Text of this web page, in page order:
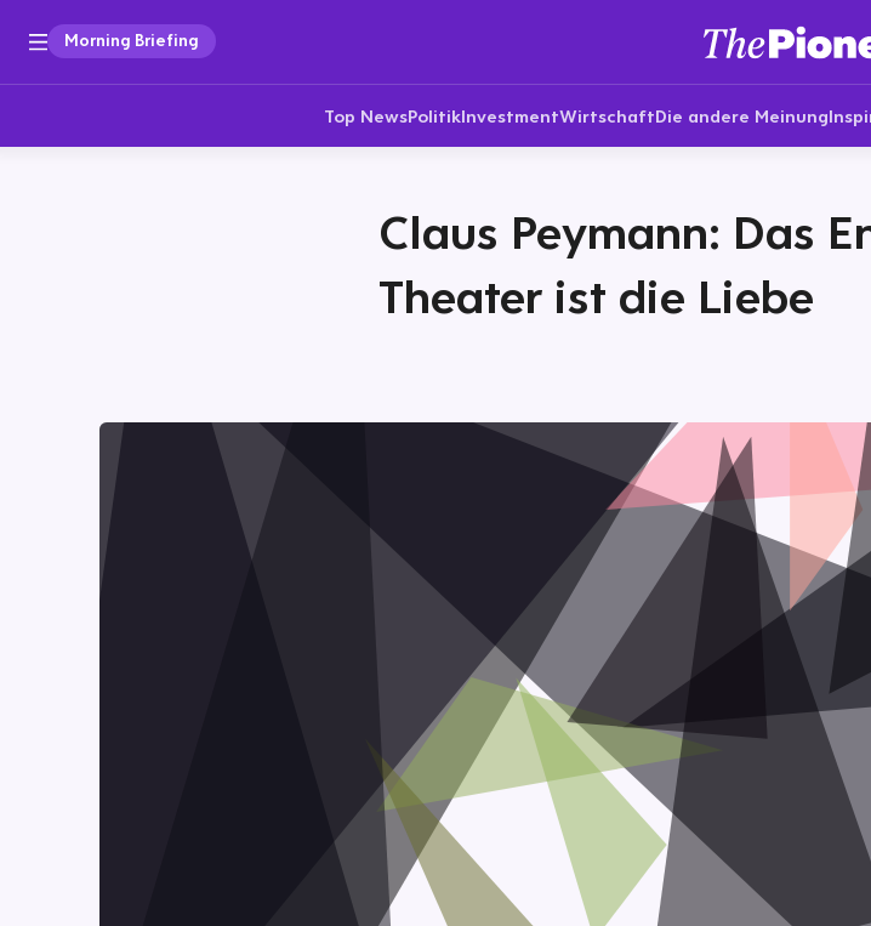
Morning Briefing
Top NewsPolitikInvestmentWirtschaftDie andere Meinung
Claus Peymann: Das
Theater ist die Liebe